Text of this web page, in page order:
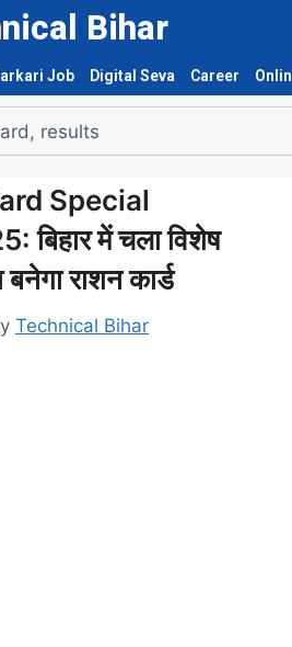
Bihar
Job Digital Seva Career
Special
में चला विशेष
राशन कार्ड
Technical Bihar